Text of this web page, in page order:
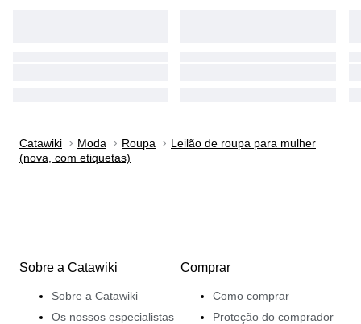
Catawiki Moda Roupa
Leilão de roupa para mulher
(nova, com etiquetas)
Sobre a Catawiki
Sobre a Catawiki
Os nossos especialistas
Comprar
Como comprar
Proteção do comprador